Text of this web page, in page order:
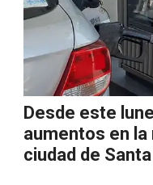
Desde este
aumentos en
ciudad de